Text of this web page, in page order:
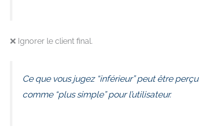
❌ Ignorer le client final.
Ce que vous jugez “inférieur” peut être perçu
comme “plus simple” pour l’utilisateur.